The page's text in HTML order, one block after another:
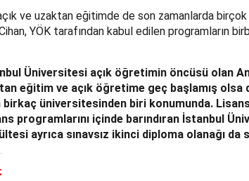
ve uzaktan eğitimde de son zamanlarda
YÖK tarafından kabul edilen programların
Üniversitesi açık öğretimin öncüsü olan
eğitim ve açık öğretime geç başlamış olsa
birkaç üniversitesinden biri konumunda.
programlarını içinde barındıran İstanbul
ayrıca sınavsız ikinci diploma olanağı da